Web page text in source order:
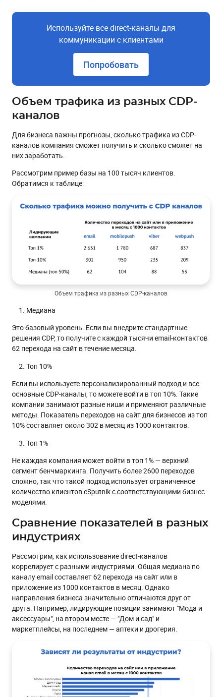
Используйте все direct-каналы для
коммуникации с клиентами
Попробовать
Объем трафика из разных CDP-
каналов
Для бизнеса важны прогнозы, сколько трафика из CDP-
каналов компания сможет получить и сколько сможет на
них заработать.
Рассмотрим пример базы на 100 тысяч клиентов.
Обратимся к таблице:
Объем трафика из разных CDP-каналов
Медиана
Это базовый уровень. Если вы внедрите стандартные
решения CDP, то получите с каждой тысячи email-контактов
62 перехода на сайт в течение месяца.
Топ 10%
Если вы используете персонализированный подход и все
основные CDP-каналы, то можете войти в топ 10%. Такие
компании занимают разные ниши и применяют различные
методы. Показатель переходов на сайт для бизнесов из топ
10% составляет около 302 в месяц из 1000 контактов.
Топ 1%
Не каждая компания может войти в топ 1% — верхний
сегмент бенчмаркинга. Получить более 2600 переходов
сложно, так что такой подход использует ограниченное
количество клиентов еSputnik с соответствующими бизнес-
моделями.
Сравнение показателей в разных
индустриях
Рассмотрим, как использование direct-каналов
коррелирует с разными индустриями. Общая медиана по
каналу email составляет 62 перехода на сайт или в
приложение из 1000 контактов в месяц. Однако
направления бизнеса значительно отличаются друг от
друга. Например, лидирующие позиции занимают "Мода и
аксессуары", на втором месте — "Дом и сад" и
маркетплейсы, на последнем — аптеки и дрогерия.